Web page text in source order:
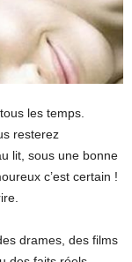
les temps.
resterez
lit, sous une bonne
c’est certain !
drames, des films